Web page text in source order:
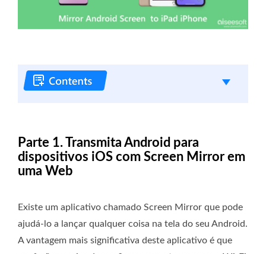
Parte 1. Transmita Android para
dispositivos iOS com Screen Mirror em
uma Web
Existe um aplicativo chamado Screen Mirror que pode
ajudá-lo a lançar qualquer coisa na tela do seu Android.
A vantagem mais significativa deste aplicativo é que